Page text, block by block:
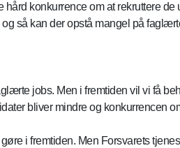
konkurrence om at rekruttere
så kan der opstå mangel på
jobs. Men i fremtiden vil vi få
bliver mindre og konkurrencen
i fremtiden. Men Forsvarets